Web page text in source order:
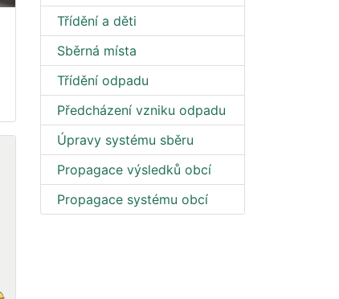
Třídění a děti
Sběrná místa
Třídění odpadu
Předcházení vzniku odpadu
Úpravy systému sběru
Propagace výsledků obcí
Propagace systému obcí